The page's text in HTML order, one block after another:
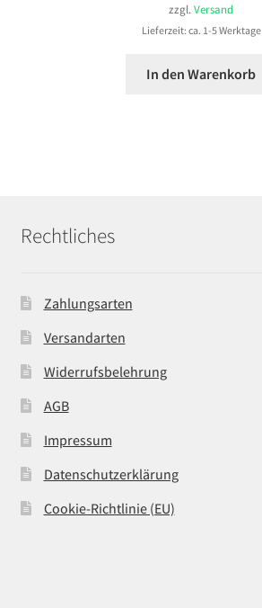
zzgl. Versand
Lieferzeit: ca. 1-5 Werktage
In den Warenkorb
Rechtliches
Zahlungsarten
Versandarten
Widerrufsbelehrung
AGB
Impressum
Datenschutzerklärung
Cookie-Richtlinie (EU)